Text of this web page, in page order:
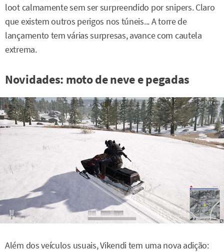
loot calmamente sem ser surpreendido por snipers. Claro
que existem outros perigos nos túneis... A torre de
lançamento tem várias surpresas, avance com cautela
extrema.
Novidades: moto de neve e pegadas
Além dos veículos usuais, Vikendi tem uma nova adição: